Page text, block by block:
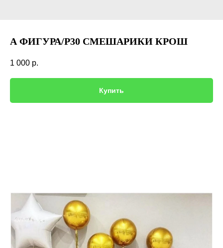
А ФИГУРА/P30 СМЕШАРИКИ КРОШ
1 000 р.
Купить